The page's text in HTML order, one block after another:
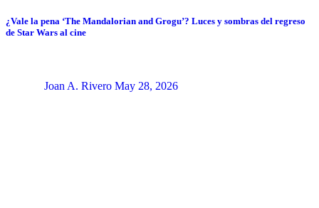
¿Vale la pena ‘The Mandalorian and Grogu’? Luces y sombras del regreso
de Star Wars al cine
Joan A. Rivero May 28, 2026